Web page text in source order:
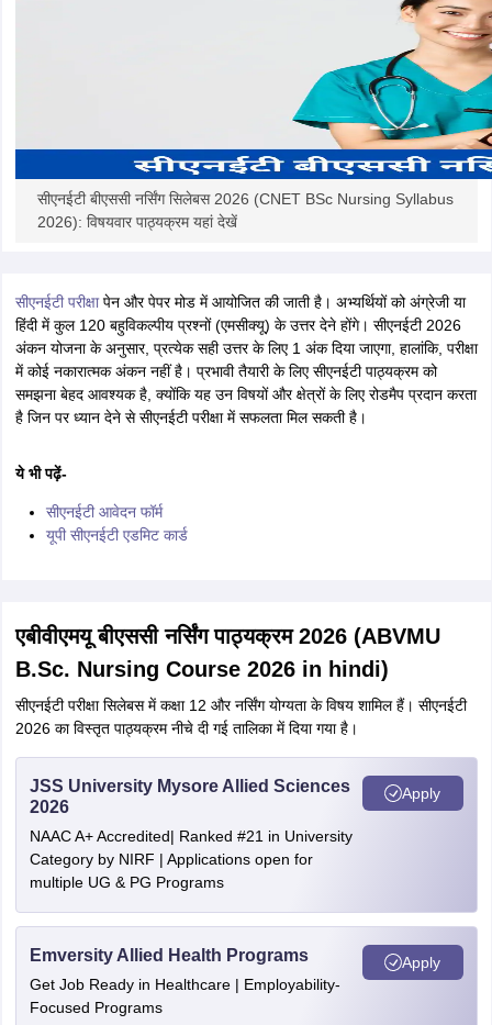
सीएनईटी बीएससी नर्सिंग सिलेबस 2026 (CNET BSc Nursing Syllabus
2026): विषयवार पाठ्यक्रम यहां देखें
सीएनईटी परीक्षापेन और पेपर मोड में आयोजित की जाती है। अभ्यर्थियों को अंग्रेजी या
हिंदी में कुल 120 बहुविकल्पीय प्रश्नों (एमसीक्यू) के उत्तर देने होंगे। सीएनईटी 2026
अंकन योजना के अनुसार, प्रत्येक सही उत्तर के लिए 1 अंक दिया जाएगा, हालांकि, परीक्षा
में कोई नकारात्मक अंकन नहीं है। प्रभावी तैयारी के लिए सीएनईटी पाठ्यक्रम को
समझना बेहद आवश्यक है, क्योंकि यह उन विषयों और क्षेत्रों के लिए रोडमैप प्रदान करता
है जिन पर ध्यान देने से सीएनईटी परीक्षा में सफलता मिल सकती है।
ये भी पढ़ें-
सीएनईटी आवेदन फॉर्म
यूपी सीएनईटी एडमिट कार्ड
एबीवीएमयू बीएससी नर्सिंग पाठ्यक्रम 2026 (ABVMU
B.Sc. Nursing Course 2026 in hindi)
सीएनईटी परीक्षा सिलेबस में कक्षा 12 और नर्सिंग योग्यता के विषय शामिल हैं। सीएनईटी
2026 का विस्तृत पाठ्यक्रम नीचे दी गई तालिका में दिया गया है।
JSS University Mysore Allied Sciences
2026
NAAC A+ Accredited| Ranked #21 in University
Category by NIRF | Applications open for
multiple UG & PG Programs
Apply
Emversity Allied Health Programs
Get Job Ready in Healthcare | Employability-
Focused Programs
Apply